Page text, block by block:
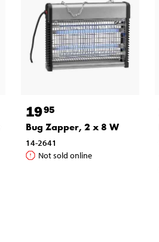
1995
Bug Zapper, 2 x 8 W
14-2641
Not sold online